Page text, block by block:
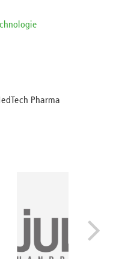
Pharma